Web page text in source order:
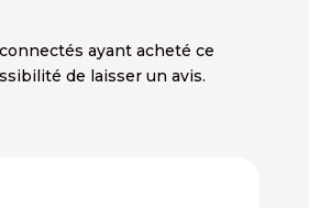
ayant acheté ce
de laisser un avis.